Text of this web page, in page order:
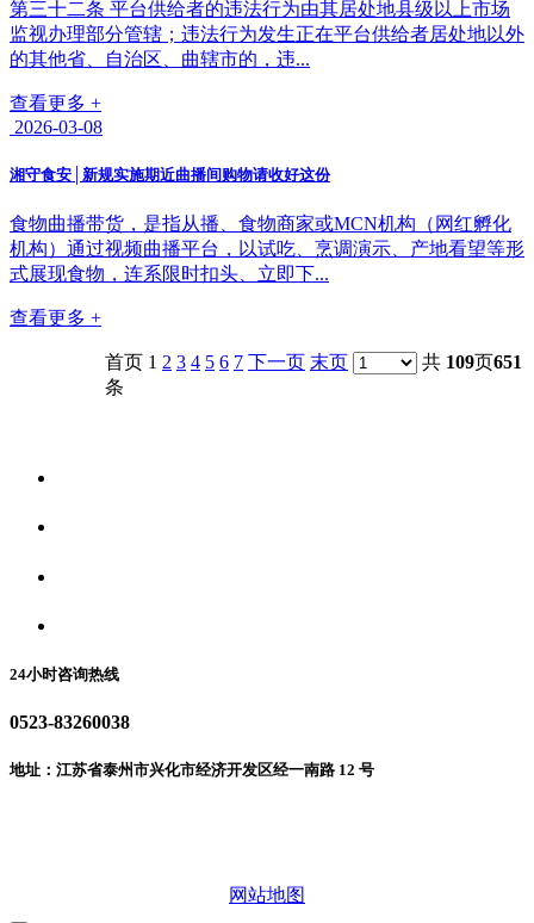
第三十二条 平台供给者的违法行为由其居处地县级以上市场
监视办理部分管辖；违法行为发生正在平台供给者居处地以外
的其他省、自治区、曲辖市的，违...
查看更多 +
2026-03-08
湘守食安│新规实施期近曲播间购物请收好这份
食物曲播带货，是指从播、食物商家或MCN机构（网红孵化
机构）通过视频曲播平台，以试吃、烹调演示、产地看望等形
式展现食物，连系限时扣头、立即下...
查看更多 +
首页 1 2 3 4 5 6 7 下一页 末页 共 109页651
条
24小时咨询热线
0523-83260038
地址：江苏省泰州市兴化市经济开发区经一南路 12 号
网站地图